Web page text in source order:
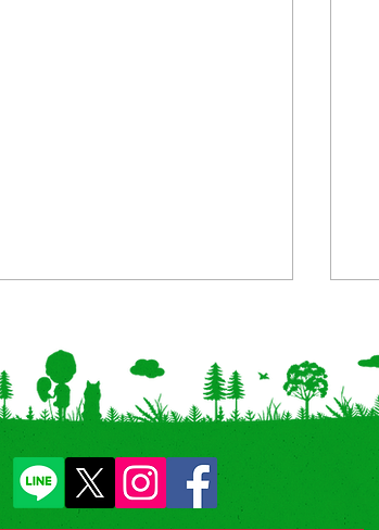
【新商品】アベイルにて「パ
イルショートパンツ」を